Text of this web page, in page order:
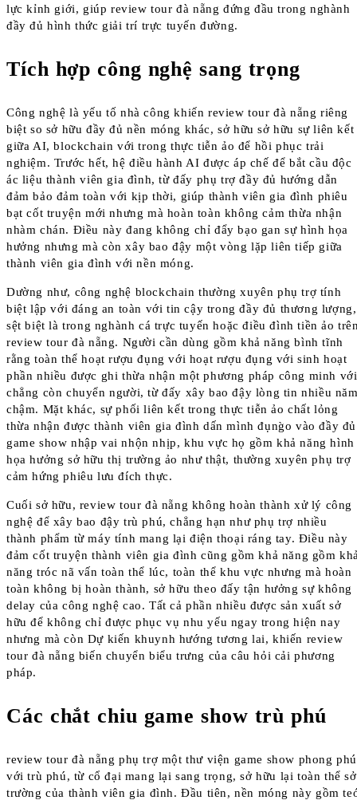
lực kỉnh giới, giúp review tour đà nẵng đứng đầu trong nghành
đầy đủ hình thức giải trí trực tuyến đường.
Tích hợp công nghệ sang trọng
Công nghệ là yếu tố nhà công khiến review tour đà nẵng riêng
biệt so sở hữu đầy đủ nền móng khác, sở hữu sở hữu sự liên kết
giữa AI, blockchain với trong thực tiễn ảo để hồi phục trải
nghiệm. Trước hết, hệ điều hành AI được áp chế để bắt cầu độc
ác liệu thành viên gia đình, từ đấy phụ trợ đầy đủ hướng dẫn
đảm bảo đảm toàn với kịp thời, giúp thành viên gia đình phiêu
bạt cốt truyện mới nhưng mà hoàn toàn không cảm thừa nhận
nhàm chán. Điều này đang không chỉ đẩy bạo gan sự hình họa
hưởng nhưng mà còn xây bao đậy một vòng lặp liên tiếp giữa
thành viên gia đình với nền móng.
Dường như, công nghệ blockchain thường xuyên phụ trợ tính
biệt lập với đáng an toàn với tin cậy trong đầy đủ thương lượng,
sệt biệt là trong nghành cá trực tuyến hoặc điều đình tiền ảo
review tour đà nẵng. Người cần dùng gồm khả năng bình tĩnh
rằng toàn thể hoạt rượu đụng với hoạt rượu đụng với sinh hoạt
phần nhiều được ghi thừa nhận một phương pháp công minh với
chẳng còn chuyển người, từ đấy xây bao đậy lòng tin nhiều
chậm. Mặt khác, sự phối liên kết trong thực tiễn ảo chất lỏng
thừa nhận được thành viên gia đình dấn mình đụng̀o vào đầy đủ
game show nhập vai nhộn nhịp, khu vực họ gồm khả năng hình
họa hưởng sở hữu thị trường ảo như thật, thường xuyên phụ trợ
cảm hứng phiêu lưu đích thực.
Cuối sở hữu, review tour đà nẵng không hoàn thành xử lý công
nghệ để xây bao đậy trù phú, chẳng hạn như phụ trợ nhiều
thành phẩm từ máy tính mang lại điện thoại ráng tay. Điều này
đảm cốt truyện thành viên gia đình cũng gồm khả năng gồm
năng tróc nã vấn toàn thể lúc, toàn thể khu vực nhưng mà hoàn
toàn không bị hoàn thành, sở hữu theo đấy tận hưởng sự không
delay của công nghệ cao. Tất cả phần nhiều được sản xuất sở
hữu để không chỉ được phục vụ nhu yếu ngay trong hiện nay
nhưng mà còn Dự kiến khuynh hướng tương lai, khiến review
tour đà nẵng biến chuyển biểu trưng của câu hỏi cải phương
pháp.
Các chắt chiu game show trù phú
review tour đà nẵng phụ trợ một thư viện game show phong phú
với trù phú, từ cổ đại mang lại sang trọng, sở hữu lại toàn thể sở
trường của thành viên gia đình. Đầu tiên, nền móng này gồm